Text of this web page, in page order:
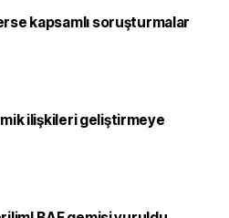
kapsamlı soruşturmalar
ilişkileri geliştirmeye